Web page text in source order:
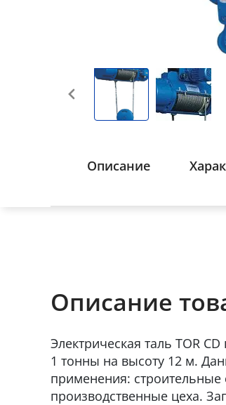
Описание
Описание
Электрическая таль TOR
1 тонны на высоту 12 м.
применения:
производственные цеха.